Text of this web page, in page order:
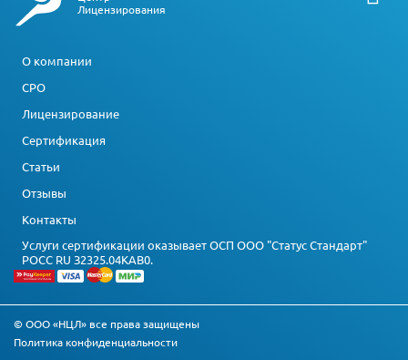
Лицензирования
О компании
СРО
Лицензирование
Сертификация
Статьи
Отзывы
Контакты
Услуги сертификации оказывает ОСП ООО "Статус Стандарт"
РОСС RU З2325.04КАВ0.
© ООО «НЦЛ» все права защищены
Политика конфиденциальности